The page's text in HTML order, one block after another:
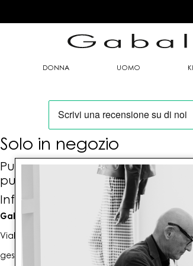
DONNA UOMO
Solo in negozio
Puoi trovare questo articolo solo
punti vendita:
Info contatti
Gaballo Mario srl
Viale G. Matteotti n. 23 00053 Civitavecchia